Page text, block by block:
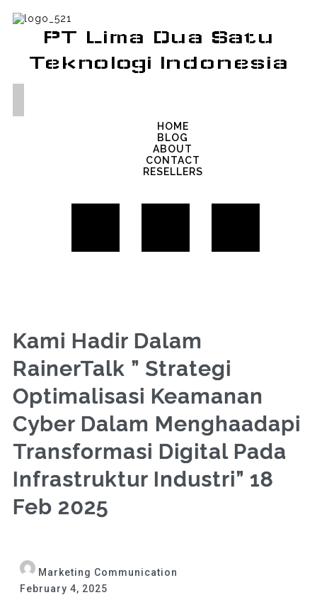
PT Lima Dua Satu
Teknologi Indonesia
HOME
BLOG
ABOUT
CONTACT
RESELLERS
Kami Hadir Dalam
RainerTalk ” Strategi
Optimalisasi Keamanan
Cyber Dalam Menghaadapi
Transformasi Digital Pada
Infrastruktur Industri” 18
Feb 2025
Marketing Communication
February 4, 2025